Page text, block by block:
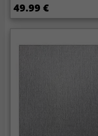
49.99 €